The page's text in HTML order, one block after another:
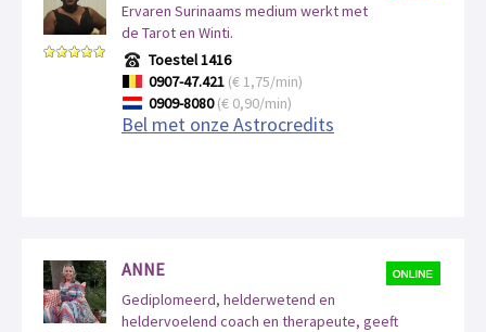
Ervaren Surinaams medium werkt met
de Tarot en Winti.
Toestel 1416
0907-47.421 (€ 1,75/min)
0909-8080(€ 0,90/min)
Bel met onze Astrocredits
ANNE
Gediplomeerd, helderwetend en
heldervoelend coach en therapeute, geeft